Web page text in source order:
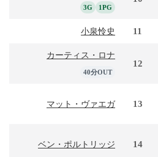
3G 1PG
小泉怜史 11
カーティス・ロナ
40分OUT
12
マット・ヴァエガ 13
ベン・ポルトリッジ 14